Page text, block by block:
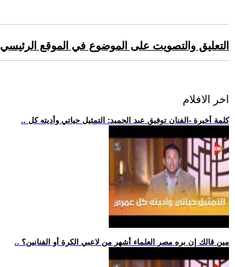
التعليق والتصويت على الموضوع في الموقع الرئيسي
اخر الافلام
.. كلمة أخيرة -الفنان توفيق عبد الحميد: التمثيل حياتي وأديته كل
.. مين قالك إن بره مصر العلماء أشهر من لاعبي الكرة أو الفنانين؟